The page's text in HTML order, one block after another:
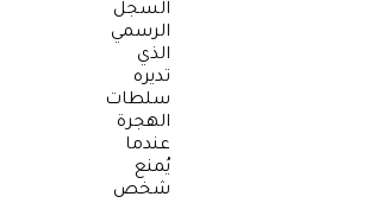
السجل
الرسمي
الذي
تديره
سلطات
الهجرة
عندما
يُمنع
شخص